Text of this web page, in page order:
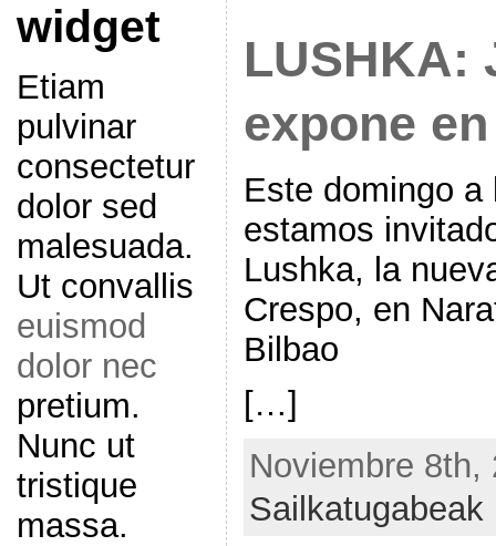
widget
Etiam
pulvinar
consectetur
dolor sed
malesuada.
Ut convallis
euismod
dolor nec
pretium.
Nunc ut
tristique
massa.
LUSHKA:
expone
Este domingo
estamos
Lushka, la
Crespo, en
Bilbao
[…]
Noviembre 8th,
Sailkatugabeak